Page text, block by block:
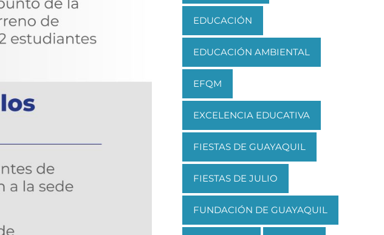
EDUCACIÓN
EDUCACIÓN AMBIENTAL
EFQM
EXCELENCIA EDUCATIVA
FIESTAS DE GUAYAQUIL
FIESTAS DE JULIO
FUNDACIÓN DE GUAYAQUIL